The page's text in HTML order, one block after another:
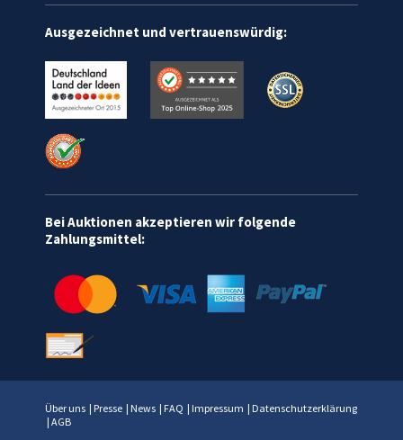
Ausgezeichnet und vertrauenswürdig:
Bei Auktionen akzeptieren wir folgende
Zahlungsmittel:
Über uns | Presse | News | FAQ | Impressum | Datenschutzerklärung
| AGB